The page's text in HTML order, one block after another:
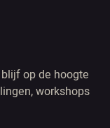
op de hoogte
workshops